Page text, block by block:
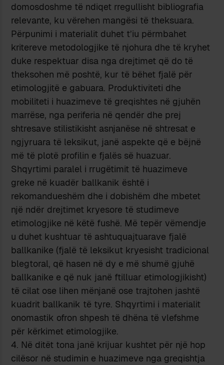
domosdoshme të ndiqet rregullisht bibliografia
relevante, ku vërehen mangësi të theksuara.
Përpunimi i materialit duhet t’iu përmbahet
kritereve metodologjike të njohura dhe të kryhet
duke respektuar disa nga drejtimet që do të
theksohen më poshtë, kur të bëhet fjalë për
etimologjitë e gabuara. Produktiviteti dhe
mobiliteti i huazimeve të greqishtes në gjuhën
marrëse, nga periferia në qendër dhe prej
shtresave stilistikisht asnjanëse në shtresat e
ngjyruara të leksikut, janë aspekte që e bëjnë
më të plotë profilin e fjalës së huazuar.
Shqyrtimi paralel i rrugëtimit të huazimeve
greke në kuadër ballkanik është i
rekomandueshëm dhe i dobishëm dhe mbetet
një ndër drejtimet kryesore të studimeve
etimologjike në këtë fushë. Më tepër vëmendje
u duhet kushtuar të ashtuquajtuarave fjalë
ballkanike (fjalë të leksikut kryesisht tradicional
blegtoral, që hasen në dy e më shumë gjuhë
ballkanike e që nuk janë ftilluar etimologjikisht)
të cilat ose lihen mënjanë ose trajtohen jashtë
kuadrit ballkanik të tyre. Shqyrtimi i materialit
onomastik ofron shpesh të dhëna të vlefshme
për kërkimet etimologjike.
4. Në ditët tona janë krijuar kushtet për një hop
cilësor në studimin e huazimeve nga greqishtja